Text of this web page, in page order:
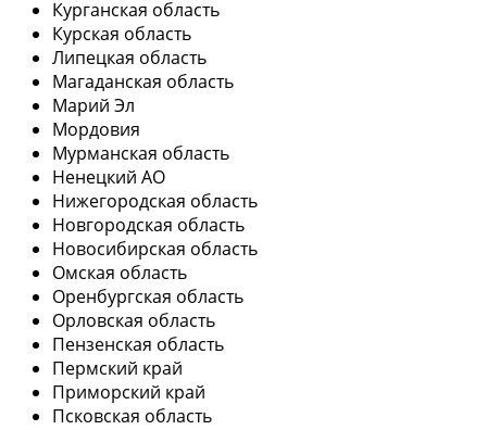
Курганская область
Курская область
Липецкая область
Магаданская область
Марий Эл
Мордовия
Мурманская область
Ненецкий АО
Нижегородская область
Новгородская область
Новосибирская область
Омская область
Оренбургская область
Орловская область
Пензенская область
Пермский край
Приморский край
Псковская область